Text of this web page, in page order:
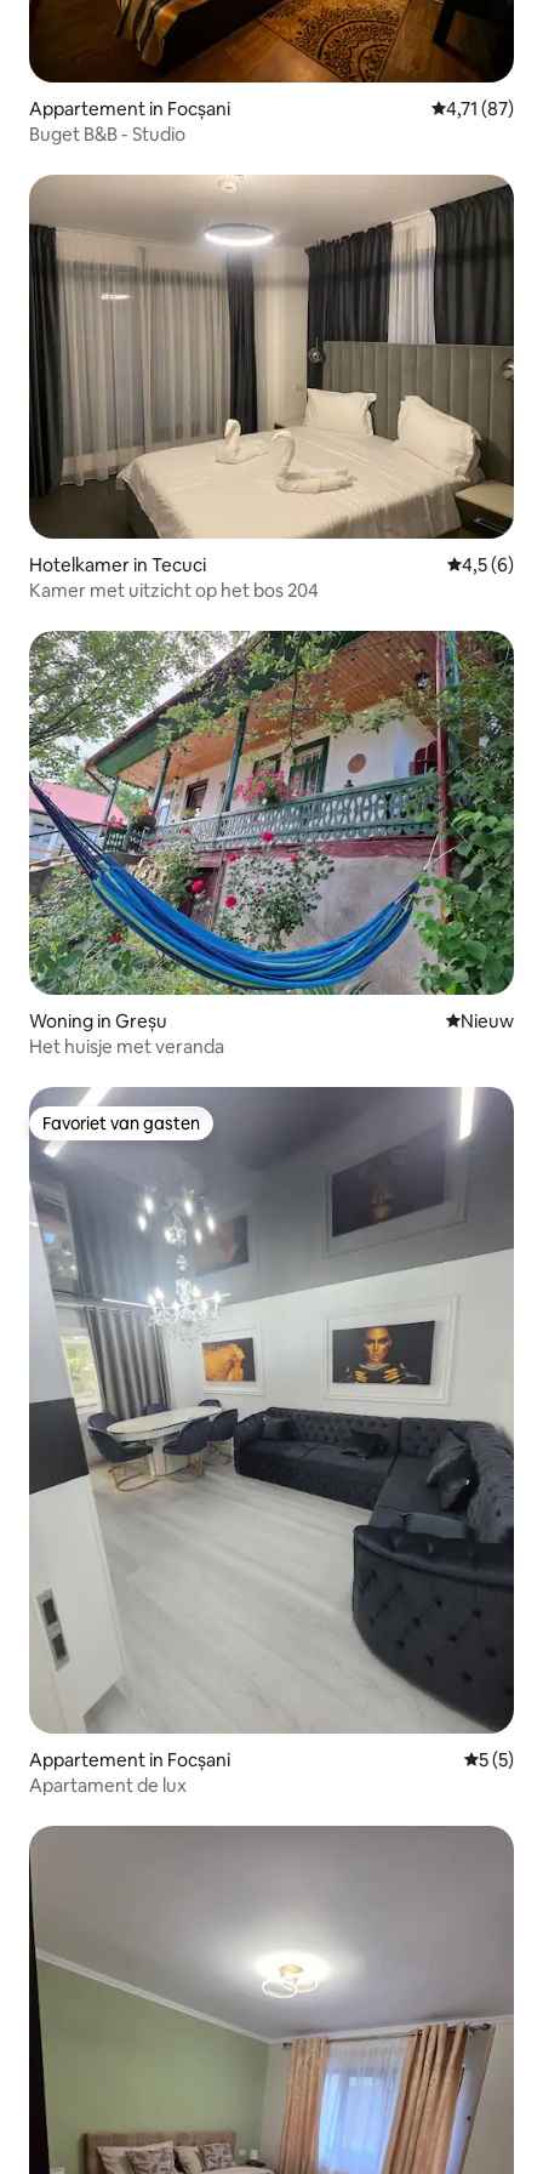
Appartement in Focșani Gemiddelde
4,71 (87)
Buget B&B - Studio
Hotelkamer in Tecuci
4,5 (6)
Kamer met uitzicht op het bos 204
Woning in Greșu Nieuwe
Nieuw
Het huisje met veranda
Favoriet van gasten
Favoriet van gasten
Appartement in Focșani
5 (5)
Apartament de lux